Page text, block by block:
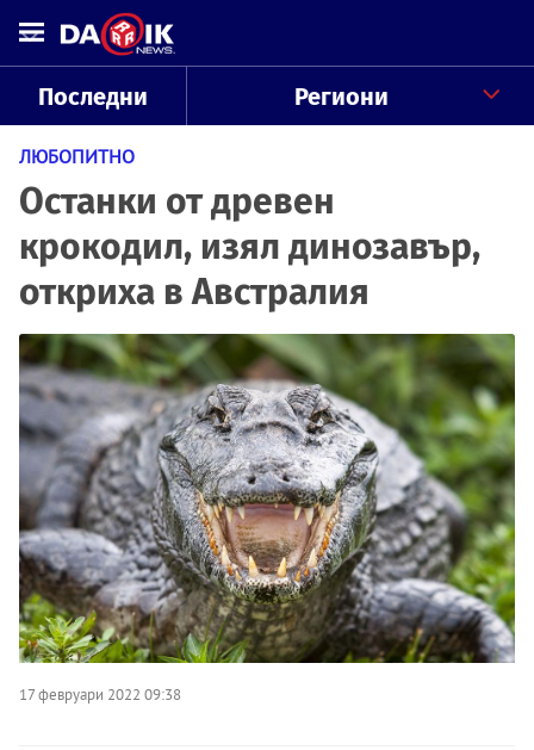
Последни Региони
ЛЮБОПИТНО
Останки от древен
крокодил, изял динозавър,
откриха в Австралия
17 февруари 2022 09:38